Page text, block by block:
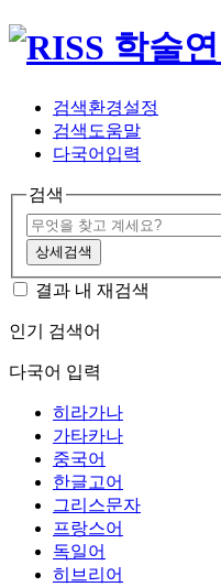
검색환경설정
검색도움말
다국어입력
검색
상세검색
결과 내 재검색
인기 검색어
다국어 입력
히라가나
가타카나
중국어
한글고어
그리스문자
프랑스어
독일어
히브리어